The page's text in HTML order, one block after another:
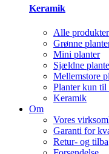
Keramik
Alle produkter
Grønne
Mini planter
Sjældne
Mellemstore
Planter kun til
Keramik
Om
Vores
Garanti for
Retur- og